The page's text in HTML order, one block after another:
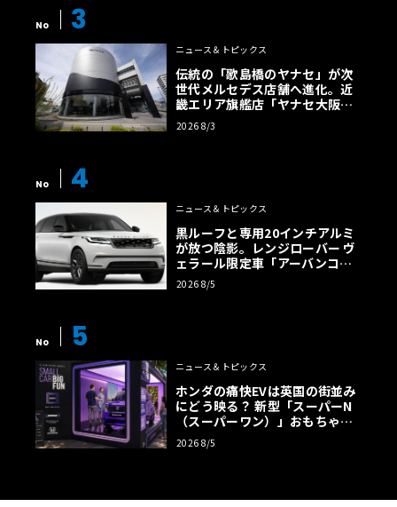
No 3
ニュース＆トピックス
伝統の「歌島橋のヤナセ」が次
世代メルセデス店舗へ進化。近
畿エリア旗艦店「ヤナセ大阪支
店」がリニューアル
2026 8/3
No 4
ニュース＆トピックス
黒ルーフと専用20インチアルミ
が放つ陰影。レンジローバー ヴ
ェラール限定車「アーバンコン
トラスト・エディション」登場
2026 8/5
No 5
ニュース＆トピックス
ホンダの痛快EVは英国の街並み
にどう映る？ 新型「スーパーN
（スーパーワン）」おもちゃ箱
ツアーの全貌
2026 8/5